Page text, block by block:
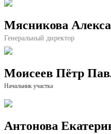
Мясникова
Генеральный директор
Моисеев Пётр
Начальник участка
Антонова